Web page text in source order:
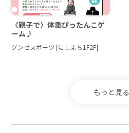
〈親子で〉体重ぴったんこゲ
ーム♪
グンゼスポーツ [にしまち1F2F]
もっと見る